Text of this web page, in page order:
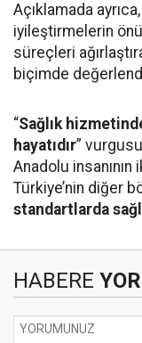
Açıklamada
iyileştirmelerin
süreçleri
biçimde
“Sağlık
hayatıdır”
Anadolu insanının
Türkiye’nin diğer
standartlarda
HABERE